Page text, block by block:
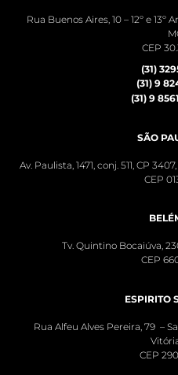
Rua Buenos Aires, 10 – 12º e
CEP
(31)
(31) 9
(31) 9
SÃO
Av. Paulista, 1471, conj. 511, CP
CEP
Tv. Quintino Bocaiúva,
CEP
ESPIRITO
Rua Alfeu Alves Pereira, 79 –
CEP